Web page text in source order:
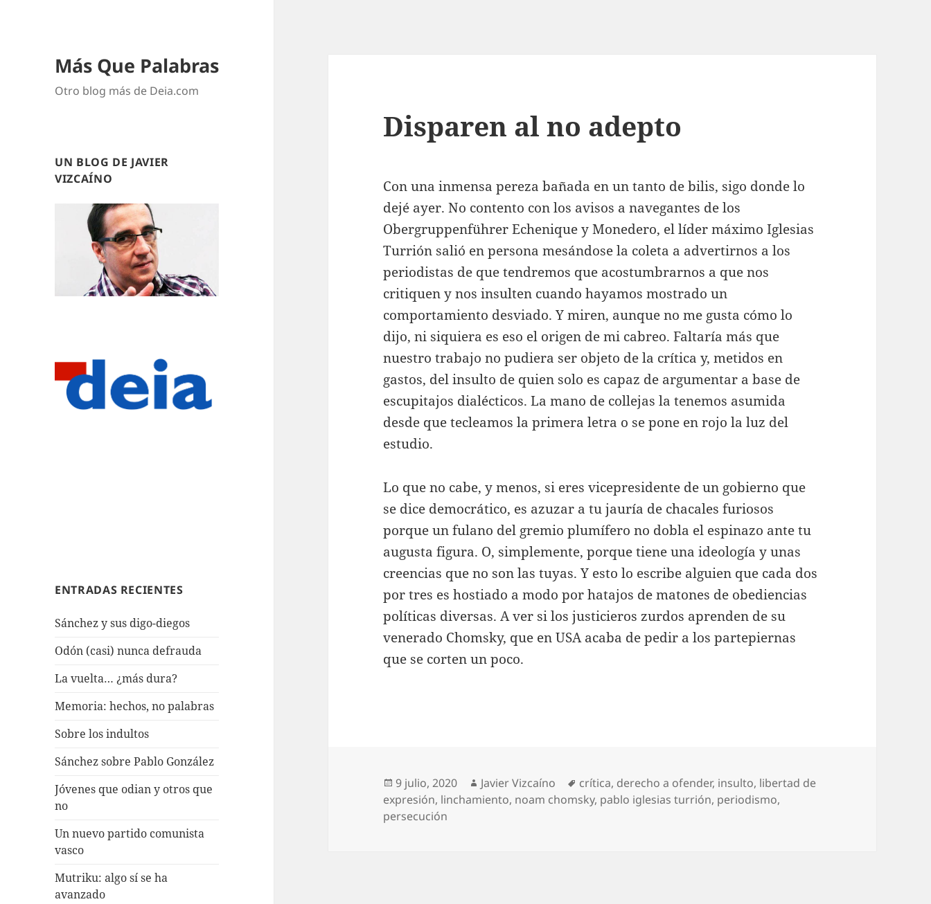
Más Que Palabras
Otro blog más de Deia.com
UN BLOG DE JAVIER
VIZCAÍNO
ENTRADAS RECIENTES
Sánchez y sus digo-diegos
Odón (casi) nunca defrauda
La vuelta… ¿más dura?
Memoria: hechos, no palabras
Sobre los indultos
Sánchez sobre Pablo González
Jóvenes que odian y otros que
no
Un nuevo partido comunista
vasco
Mutriku: algo sí se ha
avanzado
Disparen al no adepto
Con una inmensa pereza bañada en un tanto de bilis, sigo donde lo
dejé ayer. No contento con los avisos a navegantes de los
Obergruppenführer Echenique y Monedero, el líder máximo Iglesias
Turrión salió en persona mesándose la coleta a advertirnos a los
periodistas de que tendremos que acostumbrarnos a que nos
critiquen y nos insulten cuando hayamos mostrado un
comportamiento desviado. Y miren, aunque no me gusta cómo lo
dijo, ni siquiera es eso el origen de mi cabreo. Faltaría más que
nuestro trabajo no pudiera ser objeto de la crítica y, metidos en
gastos, del insulto de quien solo es capaz de argumentar a base de
escupitajos dialécticos. La mano de collejas la tenemos asumida
desde que tecleamos la primera letra o se pone en rojo la luz del
estudio.
Lo que no cabe, y menos, si eres vicepresidente de un gobierno que
se dice democrático, es azuzar a tu jauría de chacales furiosos
porque un fulano del gremio plumífero no dobla el espinazo ante tu
augusta figura. O, simplemente, porque tiene una ideología y unas
creencias que no son las tuyas. Y esto lo escribe alguien que cada dos
por tres es hostiado a modo por hatajos de matones de obediencias
políticas diversas. A ver si los justicieros zurdos aprenden de su
venerado Chomsky, que en USA acaba de pedir a los partepiernas
que se corten un poco.
Publicado
el
9 julio, 2020 Autor
Javier Vizcaíno Etiquetas
crítica, derecho a ofender, insulto, libertad de
expresión, linchamiento, noam chomsky, pablo iglesias turrión, periodismo,
persecución